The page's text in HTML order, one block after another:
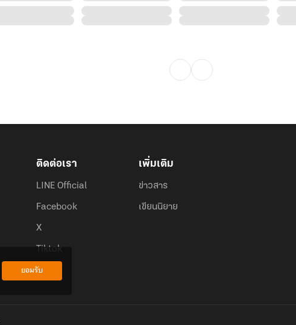
ติดต่อเรา
LINE Official
Facebook
X
Tiktok
เพิ่มเติม
ข่าวสาร
เขียนนิยาย
ยอมรับ